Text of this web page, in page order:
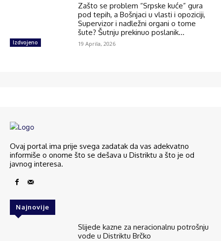
Izdvojeno
Zašto se problem “Srpske kuće” gura
pod tepih, a Bošnjaci u vlasti i opoziciji,
Supervizor i nadležni organi o tome
šute? Šutnju prekinuo poslanik...
19 Aprila, 2026
Ovaj portal ima prije svega zadatak da vas adekvatno
informiše o onome što se dešava u Distriktu a što je od
javnog interesa.
Najnovije
Slijede kazne za neracionalnu potrošnju
vode u Distriktu Brčko